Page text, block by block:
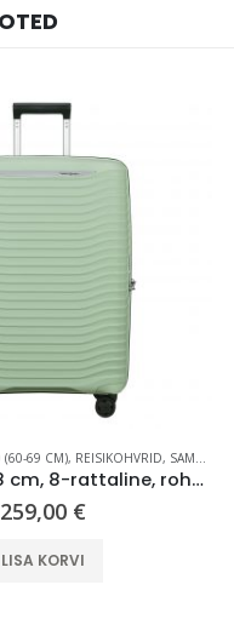
(60-69 CM), REISIKOHVRID, SAMSONITE
Reisikohver 68 cm, 8-rattaline, roheline (Soft Sage), laiendatav, TSA koodlukk, Samsonite Upscape
259,00 €
LISA KORVI